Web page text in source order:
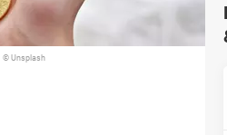
© Unsplash